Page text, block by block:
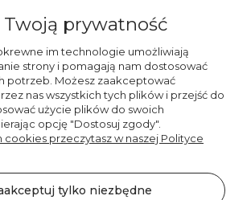
887 750 445
536 346 177
Prawa Zastrzeżone | DECORDRUK
prywatność
im technologie umożliwiają
strony i pomagają nam dostosować
potrzeb. Możesz zaakceptować
nas wszystkich tych plików i przejść do
użycie plików do swoich
opcję "Dostosuj zgody".
cookies przeczytasz w naszej Polityce
tylko niezbędne